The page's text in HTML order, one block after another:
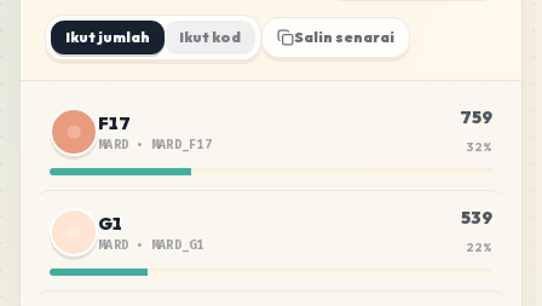
Ikut jumlah Ikut kod Salin senarai
F17
MARD • MARD_F17
759
32%
G1
MARD • MARD_G1
539
22%